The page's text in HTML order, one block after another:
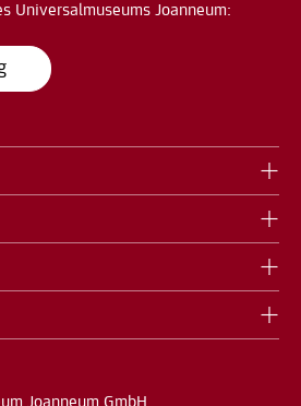
Universalmuseums Joanneum: